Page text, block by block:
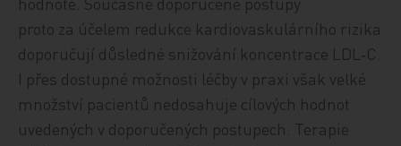
proto za účelem redukce kardiovaskulárního rizika
doporučují důsledné snižování koncentrace LDL‑C.
I přes dostupné možnosti léčby v praxi však velké
množství pacientů nedosahuje cílových hodnot
uvedených v doporučených postupech. Terapie